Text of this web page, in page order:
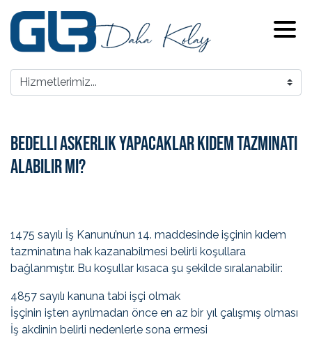
Bedelli Askerlik Yapacaklar Kıdem Tazminatı
Alabilir Mi?
1475 sayılı İş Kanunu’nun 14. maddesinde işçinin kıdem
tazminatına hak kazanabilmesi belirli koşullara
bağlanmıştır. Bu koşullar kısaca şu şekilde sıralanabilir:
4857 sayılı kanuna tabi işçi olmak
İşçinin işten ayrılmadan önce en az bir yıl çalışmış olması
İş akdinin belirli nedenlerle sona ermesi